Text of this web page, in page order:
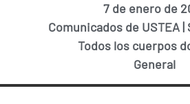
7 de enero de
Comunicados de USTEA|
Todos los cuerpos
General